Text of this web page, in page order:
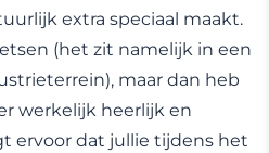
extra speciaal maakt.
(het zit namelijk in een
maar dan heb
werkelijk heerlijk en
ervoor dat jullie tijdens het